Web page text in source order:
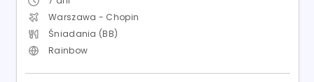
Warszawa - Chopin
Śniadania (BB)
Rainbow